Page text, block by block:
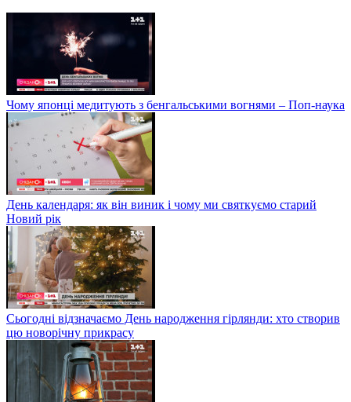
Чому японці медитують з бенгальськими вогнями – Поп-наука
День календаря: як він виник і чому ми святкуємо старий
Новий рік
Сьогодні відзначаємо День народження гірлянди: хто створив
цю новорічну прикрасу